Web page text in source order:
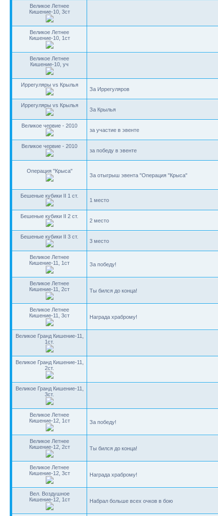
Великое Летнее
Кишение-10, 3ст
Великое Летнее
Кишение-10, 1ст
Великое Летнее
Кишение-10, уч
Иррегуляры vs Крылья
За Иррегуляров
Иррегуляры vs Крылья
За Крылья
Великое червие - 2010
за участие в эвенте
Великое червие - 2010
за победу в эвенте
Операция "Крыса"
За отыгрыш эвента "Операция "Крыса"
Бешеные кубики II 1 ст.
1 место
Бешеные кубики II 2 ст.
2 место
Бешеные кубики II 3 ст.
3 место
Великое Летнее
Кишение-11, 1ст
За победу!
Великое Летнее
Кишение-11, 2ст
Ты бился до конца!
Великое Летнее
Кишение-11, 3ст
Награда храброму!
Великое Гранд Кишение-11,
1ст.
Великое Гранд Кишение-11,
2ст.
Великое Гранд Кишение-11,
3ст.
Великое Летнее
Кишение-12, 1ст
За победу!
Великое Летнее
Кишение-12, 2ст
Ты бился до конца!
Великое Летнее
Кишение-12, 3ст
Награда храброму!
Вел. Воздушное
Кишение-12, 1ст
Набрал больше всех очков в бою